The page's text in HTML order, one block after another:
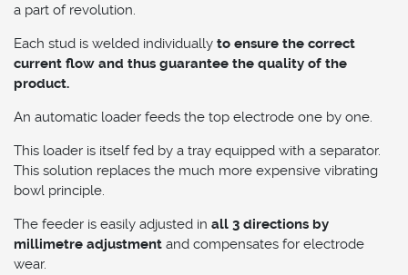
a part of revolution.
Each stud is welded individually to ensure the correct
current flow and thus guarantee the quality of the
product.
An automatic loader feeds the top electrode one by one.
This loader is itself fed by a tray equipped with a separator.
This solution replaces the much more expensive vibrating
bowl principle.
The feeder is easily adjusted in all 3 directions by
millimetre adjustment and compensates for electrode
wear.